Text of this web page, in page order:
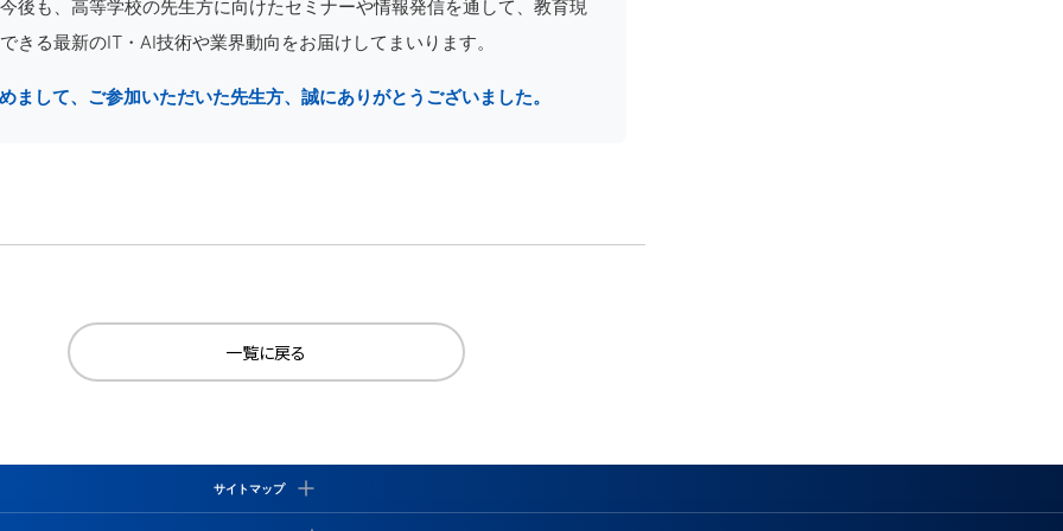
後も、高等学校の先生方に向けたセミナーや情報発信を通して、教育現
きる最新のIT・AI技術や業界動向をお届けしてまいります。
まして、ご参加いただいた先生方、誠にありがとうございました。
一覧に戻る
サイトマップ